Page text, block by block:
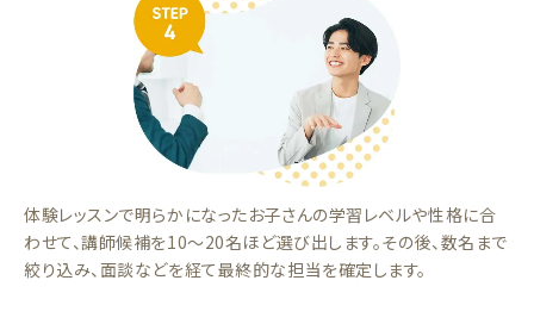
体験レッスンで明らかになったお子さんの学習レベルや性格に合
わせて、講師候補を10～20名ほど選び出します。その後、数名まで
絞り込み、面談などを経て最終的な担当を確定します。